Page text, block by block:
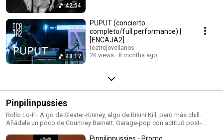
42:54
48:17
PUPUT (concierto
completo/full performance) |
[ENCAJA2]
teatrojovellanos
2K views
8 months ago
Pinpilinpussies
Rollo Lo-Fi. Algo de Sleater-Kinney, algo de Bikini Kill, pero más chill.
Añádele un poco de Courtney Barnett. Garage-pop con actitud post-
Pinpilinpussies - Promo